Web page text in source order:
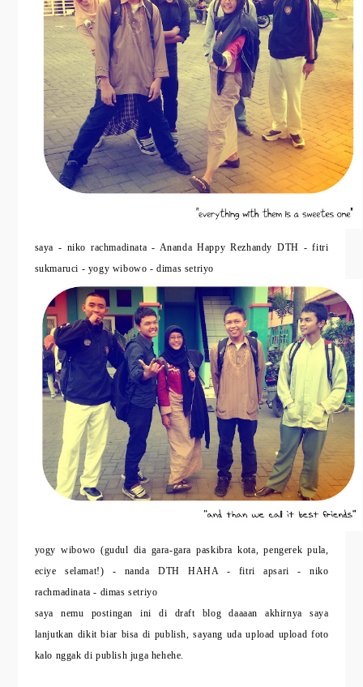
saya - niko rachmadinata - Ananda Happy Rezhandy DTH - fitri
sukmaruci - yogy wibowo - dimas setriyo
yogy wibowo (gudul dia gara-gara paskibra kota, pengerek pula,
eciye selamat!) - nanda DTH HAHA - fitri apsari - niko
rachmadinata - dimas setriyo
saya nemu postingan ini di draft blog daaaan akhirnya saya
lanjutkan dikit biar bisa di publish, sayang uda upload upload foto
kalo nggak di publish juga hehehe.